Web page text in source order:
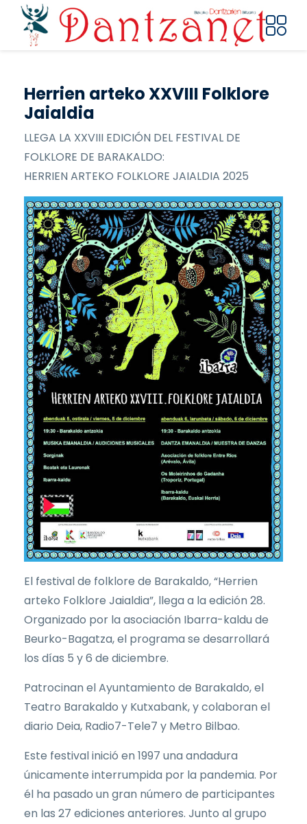
Pasar al contenido principal
Herrien arteko XXVIII Folklore
Jaialdia
LLEGA LA XXVIII EDICIÓN DEL FESTIVAL DE
FOLKLORE DE BARAKALDO:
HERRIEN ARTEKO FOLKLORE JAIALDIA 2025
El festival de folklore de Barakaldo, “Herrien
arteko Folklore Jaialdia”, llega a la edición 28.
Organizado por la asociación Ibarra-kaldu de
Beurko-Bagatza, el programa se desarrollará
los días 5 y 6 de diciembre.
Patrocinan el Ayuntamiento de Barakaldo, el
Teatro Barakaldo y Kutxabank, y colaboran el
diario Deia, Radio7-Tele7 y Metro Bilbao.
Este festival inició en 1997 una andadura
únicamente interrumpida por la pandemia. Por
él ha pasado un gran número de participantes
en las 27 ediciones anteriores. Junto al grupo